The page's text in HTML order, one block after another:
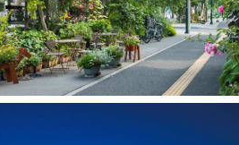
先■
関するお問い合わせ先■